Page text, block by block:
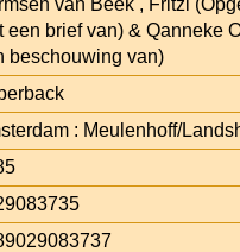
een brief van) & Qanneke
beschouwing van)
: Meulenhoff/